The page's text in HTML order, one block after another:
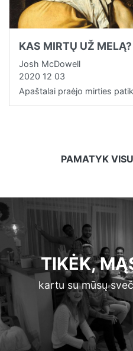
KAS MIRTŲ UŽ MELĄ?
Josh McDowell
2020 12 03
Apaštalai praėjo mirties
PAMATYK
TIKĖK,
kartu su mūsų